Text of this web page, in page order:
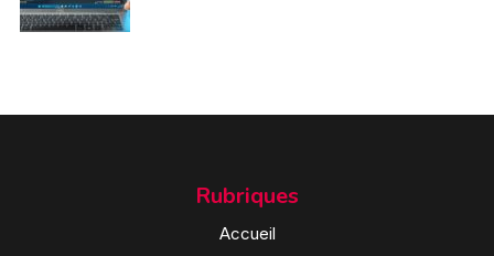
Rubriques
Accueil